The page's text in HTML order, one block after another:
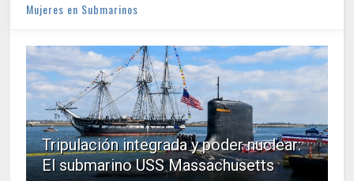
Mujeres en Submarinos
Tripulación integrada y poder nuclear:
El submarino USS Massachusetts